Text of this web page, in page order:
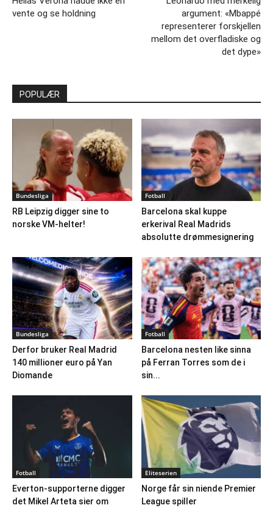
vente og se holdning
argument: «Mbappé
representerer forskjellen
mellom det overfladiske og
det dype»
POPULÆR
Bundesliga
RB Leipzig digger sine to
norske VM-helter!
Fotball
Barcelona skal kuppe
erkerival Real Madrids
absolutte drømmesignering
Bundesliga
Derfor bruker Real Madrid
140 millioner euro på Yan
Diomande
Fotball
Barcelona nesten like sinna
på Ferran Torres som de i
sin...
Fotball
Everton-supporterne digger
det Mikel Arteta sier om
Eliteserien
Norge får sin niende Premier
League spiller